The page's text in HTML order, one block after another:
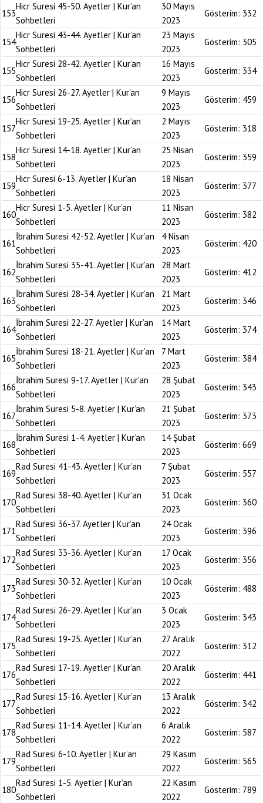
153
Hicr Suresi 45-50. Ayetler | Kur’an
Sohbetleri
30 Mayıs
2023
Gösterim: 332
154
Hicr Suresi 43-44. Ayetler | Kur’an
Sohbetleri
23 Mayıs
2023
Gösterim: 305
155
Hicr Suresi 28-42. Ayetler | Kur’an
Sohbetleri
16 Mayıs
2023
Gösterim: 334
156
Hicr Suresi 26-27. Ayetler | Kur’an
Sohbetleri
9 Mayıs
2023
Gösterim: 459
157
Hicr Suresi 19-25. Ayetler | Kur’an
Sohbetleri
2 Mayıs
2023
Gösterim: 318
158
Hicr Suresi 14-18. Ayetler | Kur’an
Sohbetleri
25 Nisan
2023
Gösterim: 359
159
Hicr Suresi 6-13. Ayetler | Kur’an
Sohbetleri
18 Nisan
2023
Gösterim: 377
160
Hicr Suresi 1-5. Ayetler | Kur’an
Sohbetleri
11 Nisan
2023
Gösterim: 382
161
İbrahim Suresi 42-52. Ayetler | Kur’an
Sohbetleri
4 Nisan
2023
Gösterim: 420
162
İbrahim Suresi 35-41. Ayetler | Kur’an
Sohbetleri
28 Mart
2023
Gösterim: 412
163
İbrahim Suresi 28-34. Ayetler | Kur’an
Sohbetleri
21 Mart
2023
Gösterim: 346
164
İbrahim Suresi 22-27. Ayetler | Kur’an
Sohbetleri
14 Mart
2023
Gösterim: 374
165
İbrahim Suresi 18-21. Ayetler | Kur’an
Sohbetleri
7 Mart
2023
Gösterim: 384
166
İbrahim Suresi 9-17. Ayetler | Kur’an
Sohbetleri
28 Şubat
2023
Gösterim: 343
167
İbrahim Suresi 5-8. Ayetler | Kur’an
Sohbetleri
21 Şubat
2023
Gösterim: 373
168
İbrahim Suresi 1-4. Ayetler | Kur’an
Sohbetleri
14 Şubat
2023
Gösterim: 669
169
Rad Suresi 41-43. Ayetler | Kur’an
Sohbetleri
7 Şubat
2023
Gösterim: 557
170
Rad Suresi 38-40. Ayetler | Kur’an
Sohbetleri
31 Ocak
2023
Gösterim: 360
171
Rad Suresi 36-37. Ayetler | Kur’an
Sohbetleri
24 Ocak
2023
Gösterim: 396
172
Rad Suresi 33-36. Ayetler | Kur’an
Sohbetleri
17 Ocak
2023
Gösterim: 356
173
Rad Suresi 30-32. Ayetler | Kur’an
Sohbetleri
10 Ocak
2023
Gösterim: 488
174
Rad Suresi 26-29. Ayetler | Kur’an
Sohbetleri
3 Ocak
2023
Gösterim: 343
175
Rad Suresi 19-25. Ayetler | Kur’an
Sohbetleri
27 Aralık
2022
Gösterim: 312
176
Rad Suresi 17-19. Ayetler | Kur’an
Sohbetleri
20 Aralık
2022
Gösterim: 441
177
Rad Suresi 15-16. Ayetler | Kur’an
Sohbetleri
13 Aralık
2022
Gösterim: 342
178
Rad Suresi 11-14. Ayetler | Kur’an
Sohbetleri
6 Aralık
2022
Gösterim: 587
179
Rad Suresi 6-10. Ayetler | Kur’an
Sohbetleri
29 Kasım
2022
Gösterim: 565
180
Rad Suresi 1-5. Ayetler | Kur’an
Sohbetleri
22 Kasım
2022
Gösterim: 789